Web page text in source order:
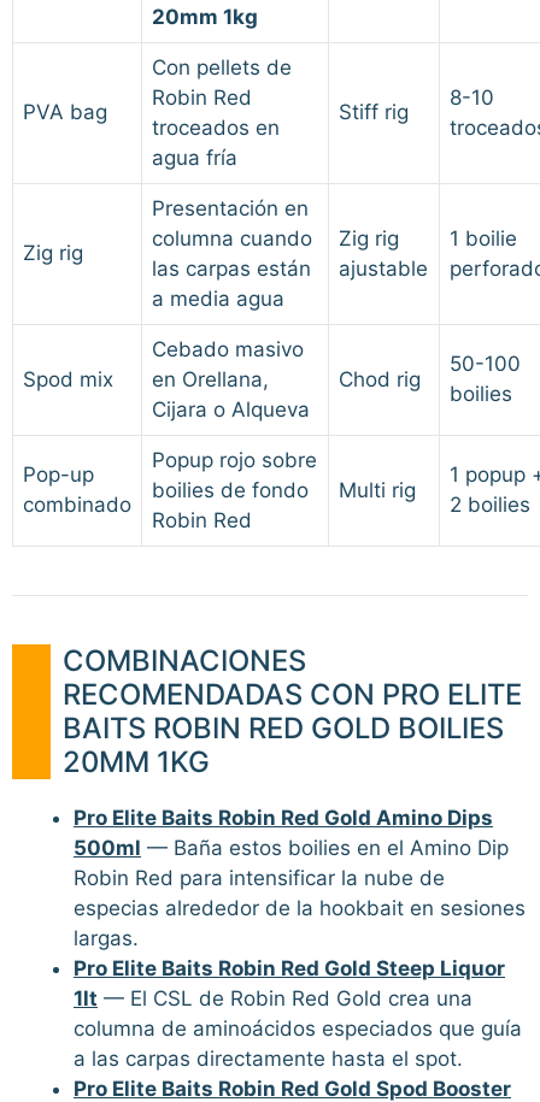
20mm 1kg
PVA bag
Con pellets de
Robin Red
troceados en
agua fría
Stiff rig
8-10
Zig rig
Presentación en
columna cuando
las carpas están
a media agua
Zig rig
ajustable
1 boilie
Spod mix
Cebado masivo
en Orellana,
Cijara o Alqueva
Chod rig
50-100
boilies
Pop-up
combinado
Popup rojo sobre
boilies de fondo
Robin Red
Multi rig
1 popup
2 boilies
COMBINACIONES
RECOMENDADAS CON PRO ELITE
BAITS ROBIN RED GOLD BOILIES
20MM 1KG
Pro Elite Baits Robin Red Gold Amino Dips
500ml — Baña estos boilies en el Amino Dip
Robin Red para intensificar la nube de
especias alrededor de la hookbait en sesiones
largas.
Pro Elite Baits Robin Red Gold Steep Liquor
1lt — El CSL de Robin Red Gold crea una
columna de aminoácidos especiados que guía
a las carpas directamente hasta el spot.
Pro Elite Baits Robin Red Gold Spod Booster